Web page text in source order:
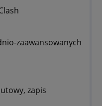
zaawansowanych
zapis